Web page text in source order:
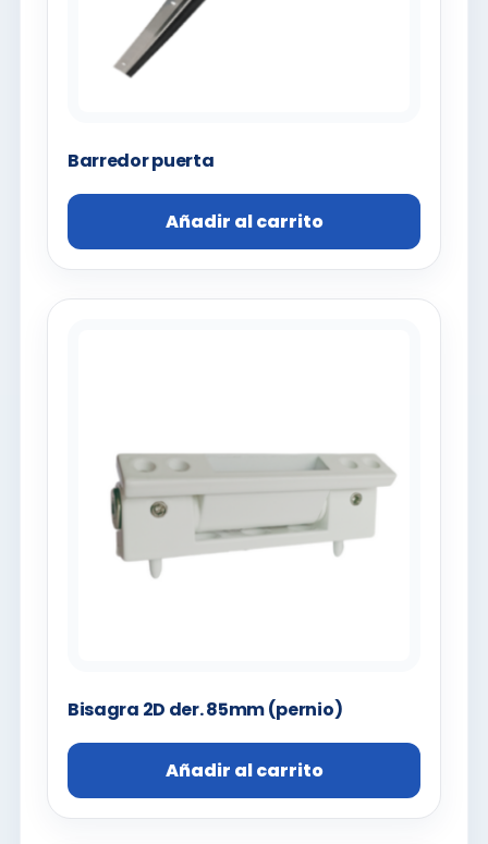
Barredor puerta
Añadir al carrito
Bisagra 2D der. 85mm (pernio)
Añadir al carrito